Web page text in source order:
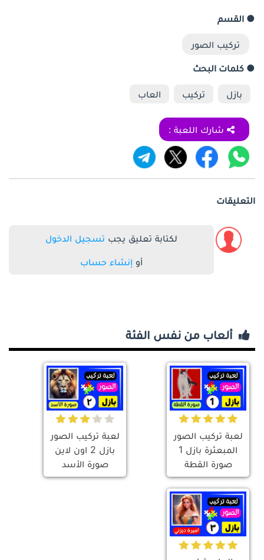
● القسم
تركيب الصور
● كلمات البحث
بازل تركيب العاب
شارك اللعبة :
التعليقات
لكتابة تعليق يجب تسجيل الدخول
أو إنشاء حساب
ألعاب من نفس الفئة
لعبة تركيب الصور
المبعثرة بازل 1
صورة القطة
لعبة تركيب الصور
بازل 2 اون لاين
صورة الأسد